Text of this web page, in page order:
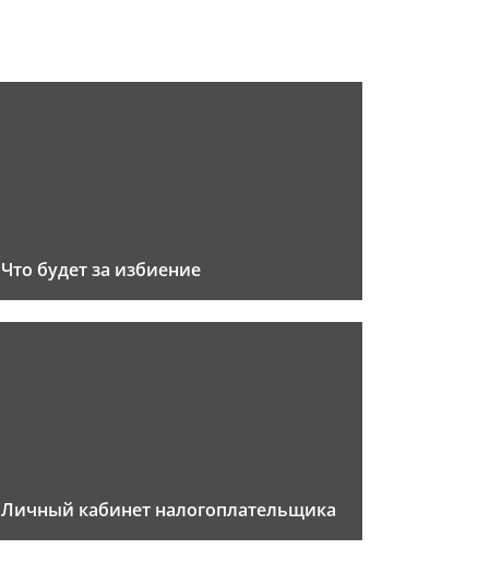
Что будет за избиение
Личный кабинет налогоплательщика